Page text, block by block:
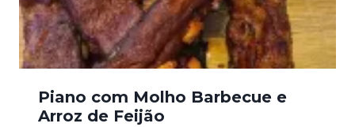
Piano com Molho Barbecue e
Arroz de Feijão